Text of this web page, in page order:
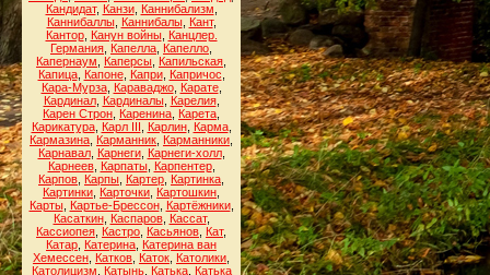
Кандидат, Канзи, Каннибализм
Каннибаллы, Каннибалы, Кант,
Кантор, Канун войны, Канцлер.
Германия Капелла Капелло
Капернаум
Каперсы Капильская
Капица, Капоне, Капри, Капричос
Кара-Мурза, Караваджо, Карате,
Кардинал, Кардиналы, Карелия,
Карен Строн Каренина Карета
Карикатура, Карл III Карлин, Карма,
Кармазина Карманник Карманники
Карнавал, Карнеги, Карнеги-холл,
Карнеев, Карпаты, Карпентер,
Карпов Карпы Картер Картинка
Картинки Карточки Картошкин
Карты, Картье-Брессон, Картёжники,
Касаткин, Каспаров, Кассат,
Кассиопея Кастро Касьянов Кат,
Катар Катерина Катерина ван
Хемессен Катков Каток Католики
Католицизм
Катынь, Катька, Катька